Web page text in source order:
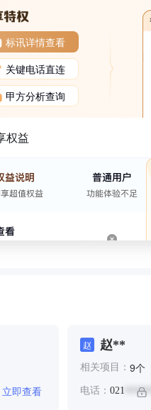
标讯详情查看
关键电话直连
甲方分析查询
权益
立即查看
赵 赵**
相关项目： 9个
电话： 021